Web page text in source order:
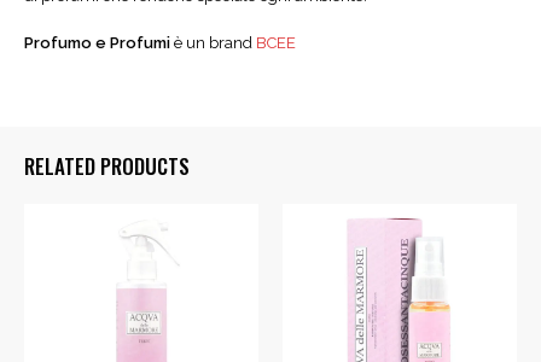
Profumo e Profumi è un brand BCEE
RELATED PRODUCTS